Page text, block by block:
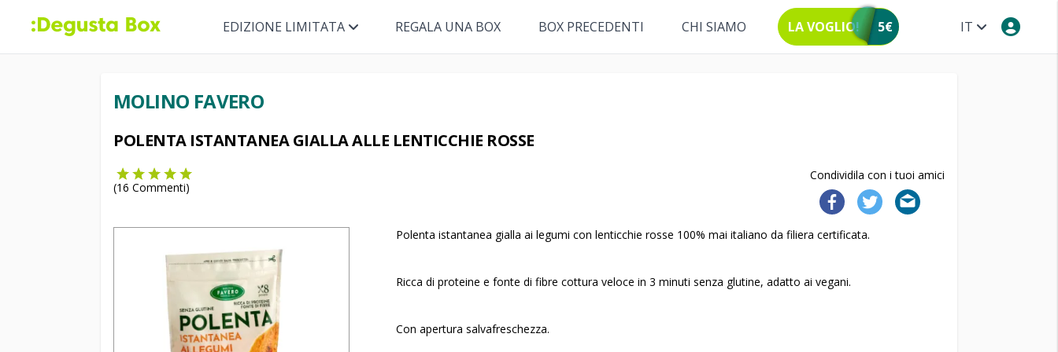
IT
EDIZIONE LIMITATA REGALA UNA BOX BOX PRECEDENTI CHI SIAMO LA VOGLIO! 5€
MOLINO FAVERO
POLENTA ISTANTANEA GIALLA ALLE LENTICCHIE ROSSE
Condividila con i tuoi amici
(16 Commenti)
Polenta istantanea gialla ai legumi con lenticchie rosse 100% mai italiano da filiera certificata.
Ricca di proteine e fonte di fibre cottura veloce in 3 minuti senza glutine, adatto ai vegani.
Con apertura salvafreschezza.